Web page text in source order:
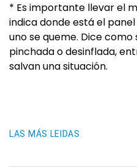
* Es importante llevar el
indica donde está el
uno se queme. Dice
pinchada o desinflada,
salvan una situación.
LAS MÁS LEIDAS